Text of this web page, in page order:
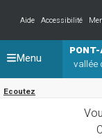
Aide
Accessibilité
PONT-
vallée
Ecoutez
Menu